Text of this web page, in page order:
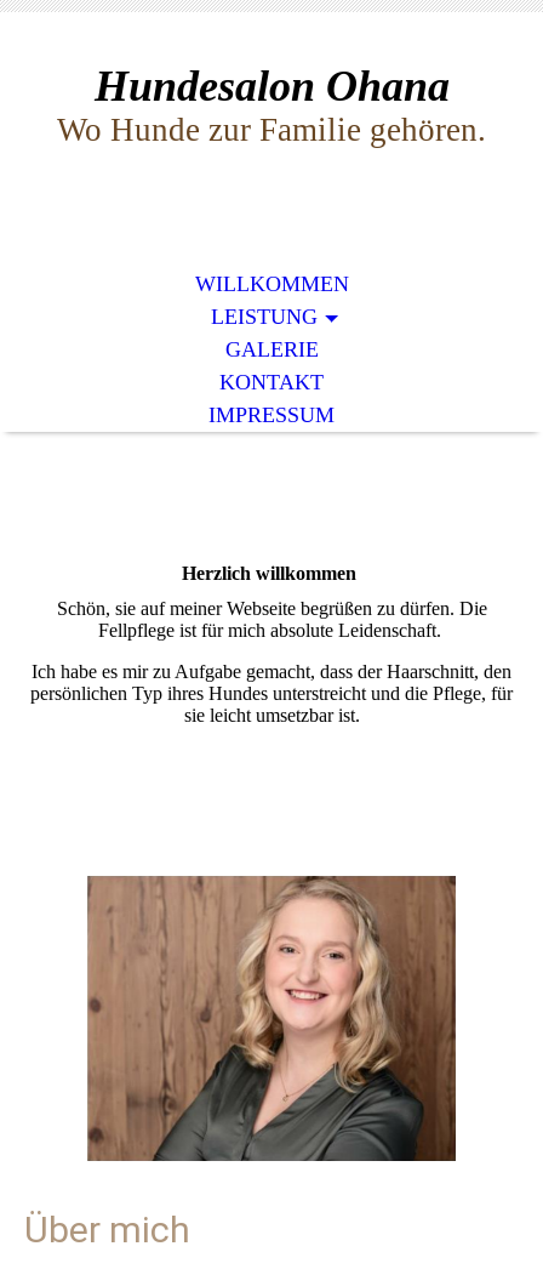
Hundesalon Ohana
Wo Hunde zur Familie gehören.
WILLKOMMEN
LEISTUNG
GALERIE
KONTAKT
IMPRESSUM
Herzlich willkommen
Schön, sie auf meiner Webseite begrüßen zu dürfen. Die
Fellpflege ist für mich absolute Leidenschaft.
Ich habe es mir zu Aufgabe gemacht, dass der Haarschnitt, den
persönlichen Typ ihres Hundes unterstreicht und die Pflege, für
sie leicht umsetzbar ist.
Über mich